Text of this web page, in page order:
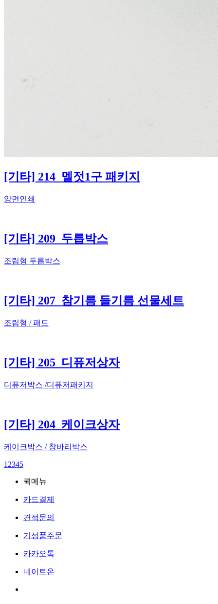
[기타] 214_멜젓1구 패키지
양면인쇄
[기타] 209_두릅박스
조립형 두릅박스
[기타] 207_참기름 들기름 선물세트
조립형 / 패드
[기타] 205_디퓨저상자
디퓨저박스 /디퓨저패키지
[기타] 204_케이크상자
케이크박스 / 창바리박스
1 2345
퀵메뉴
카드결제
견적문의
기성품주문
카카오톡
네이트온